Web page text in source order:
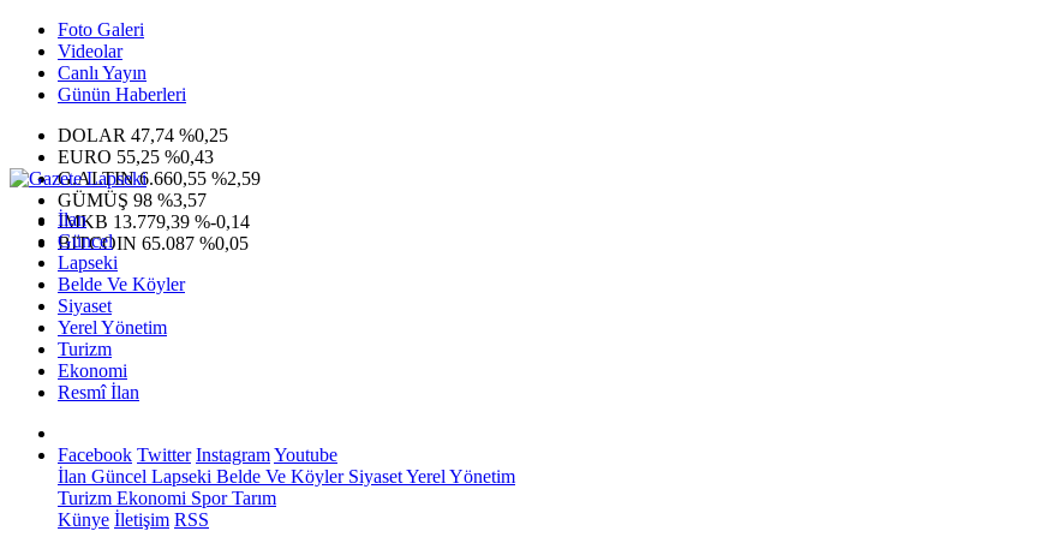
Foto Galeri
Videolar
Canlı Yayın
Günün Haberleri
DOLAR 47,74 %0,25
EURO 55,25 %0,43
G.ALTIN6.660,55 %2,59
GÜMÜŞ 98 %3,57
IMKB 13.779,39 %-0,14
BITCOIN 65.087 %0,05
İlan
Güncel
Lapseki
Belde Ve Köyler
Siyaset
Yerel Yönetim
Turizm
Ekonomi
Resmî İlan
Facebook Twitter InstagramYoutube
İlan Güncel Lapseki Belde Ve KöylerSiyasetYerel Yönetim
Turizm Ekonomi SporTarım
Künye İletişim RSS